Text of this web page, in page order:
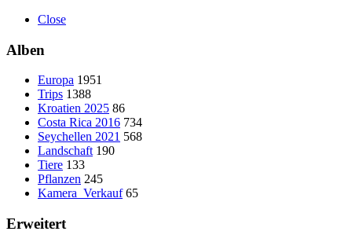
Close
Alben
Europa 1951
Trips 1388
Kroatien 2025 86
Costa Rica 2016 734
Seychellen 2021 568
Landschaft 190
Tiere 133
Pflanzen 245
Kamera_Verkauf 65
Erweitert